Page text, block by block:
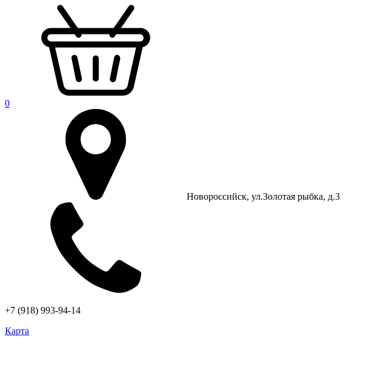
0
Новороссийск, ул.Золотая рыбка, д.3
+7 (918) 993-94-14
Карта